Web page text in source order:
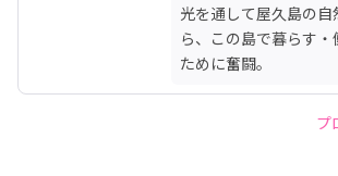
光を通して屋久島の
ら、この島で暮らす
ために奮闘。
プ